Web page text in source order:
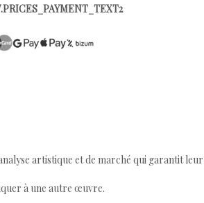
artistique et de marché qui garantit
à une autre œuvre.